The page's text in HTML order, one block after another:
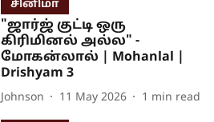
சினிமா
"ஜார்ஜ் குட்டி ஒரு
கிரிமினல் அல்ல" -
மோகன்லால் | Mohanlal |
Drishyam 3
Johnson 11 May 2026 1 min read